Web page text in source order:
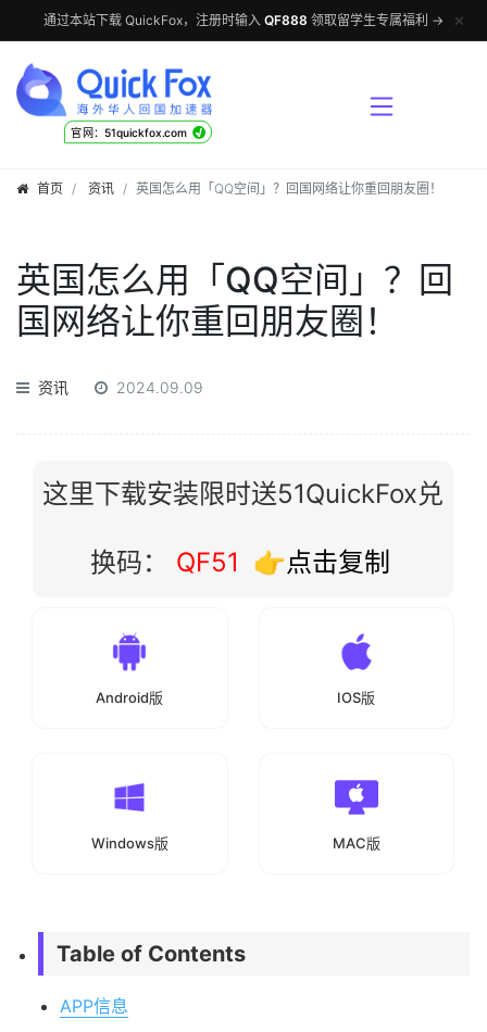
通过本站下载 QuickFox，注册时输入 QF888 领取留学生专属福利 → ✕
官网：51quickfox.com √
首页 资讯 英国怎么用「QQ空间」？回国网络让你重回朋友圈！
英国怎么用「QQ空间」？回
国网络让你重回朋友圈！
资讯 2024.09.09
这里下载安装限时送51QuickFox兑
换码： QF51 👉点击复制
Android版 IOS版
Windows版 MAC版
Table of Contents
APP信息